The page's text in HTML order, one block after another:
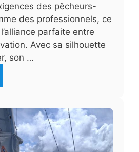
des pêcheurs-
des professionnels, ce
parfaite entre
Avec sa silhouette
son …